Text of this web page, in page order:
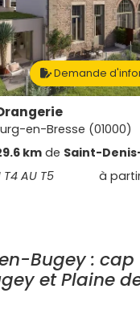
Demande
en-Bresse (01000)
km de Saint-
T4 AU T5
à
Bugey : cap
et Plaine